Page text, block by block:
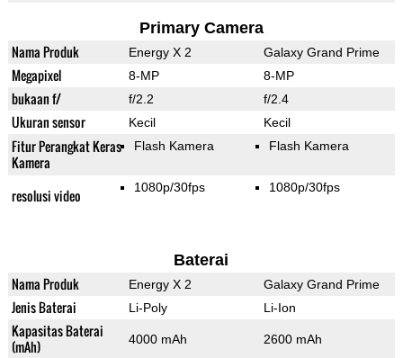
Primary Camera
Nama Produk Energy X 2 Galaxy Grand Prime
Megapixel 8-MP 8-MP
bukaan f/ f/2.2 f/2.4
Ukuran sensor Kecil Kecil
Fitur Perangkat Keras
Kamera
Flash Kamera Flash Kamera
resolusi video 1080p/30fps 1080p/30fps
Baterai
Nama Produk Energy X 2 Galaxy Grand Prime
Jenis Baterai Li-Poly Li-Ion
Kapasitas Baterai
(mAh)
4000 mAh 2600 mAh